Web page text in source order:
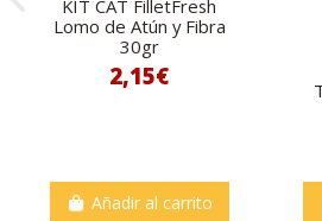
KIT CAT FilletFresh
Lomo de Atún y Fibra
30gr
2,15€
Añadir al carrito